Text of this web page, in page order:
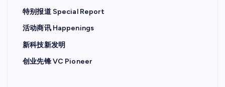
特别报道 Special Report
活动商讯 Happenings
新科技新发明
创业先锋 VC Pioneer